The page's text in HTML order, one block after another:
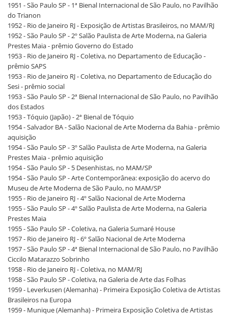
1951 - São Paulo SP - 1ª Bienal Internacional de São Paulo, no Pavilhão
do Trianon
1952 - Rio de Janeiro RJ - Exposição de Artistas Brasileiros, no MAM/RJ
1952 - São Paulo SP - 2º Salão Paulista de Arte Moderna, na Galeria
Prestes Maia - prêmio Governo do Estado
1953 - Rio de Janeiro RJ - Coletiva, no Departamento de Educação -
prêmio SAPS
1953 - Rio de Janeiro RJ - Coletiva, no Departamento de Educação do
Sesi - prêmio social
1953 - São Paulo SP - 2ª Bienal Internacional de São Paulo, no Pavilhão
dos Estados
1953 - Tóquio (Japão) - 2ª Bienal de Tóquio
1954 - Salvador BA - Salão Nacional de Arte Moderna da Bahia - prêmio
aquisição
1954 - São Paulo SP - 3º Salão Paulista de Arte Moderna, na Galeria
Prestes Maia - prêmio aquisição
1954 - São Paulo SP - 5 Desenhistas, no MAM/SP
1954 - São Paulo SP - Arte Contemporânea: exposição do acervo do
Museu de Arte Moderna de São Paulo, no MAM/SP
1955 - Rio de Janeiro RJ - 4º Salão Nacional de Arte Moderna
1955 - São Paulo SP - 4º Salão Paulista de Arte Moderna, na Galeria
Prestes Maia
1955 - São Paulo SP - Coletiva, na Galeria Sumaré House
1957 - Rio de Janeiro RJ - 6º Salão Nacional de Arte Moderna
1957 - São Paulo SP - 4ª Bienal Internacional de São Paulo, no Pavilhão
Ciccilo Matarazzo Sobrinho
1958 - Rio de Janeiro RJ - Coletiva, no MAM/RJ
1958 - São Paulo SP - Coletiva, na Galeria de Arte das Folhas
1959 - Leverkusen (Alemanha) - Primeira Exposição Coletiva de Artistas
Brasileiros na Europa
1959 - Munique (Alemanha) - Primeira Exposição Coletiva de Artistas